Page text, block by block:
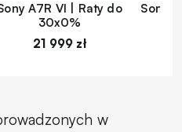
A7R VI | Raty do
30x0%
21 999 zł
Sony
w